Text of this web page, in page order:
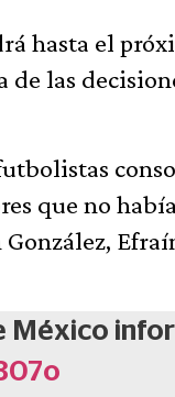
hasta el
de las
que no
México